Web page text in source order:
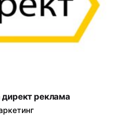
реклама